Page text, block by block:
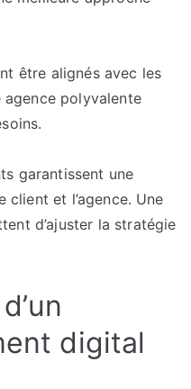
être alignés avec les
agence polyvalente
garantissent une
et l’agence. Une
d’ajuster la stratégie
digital